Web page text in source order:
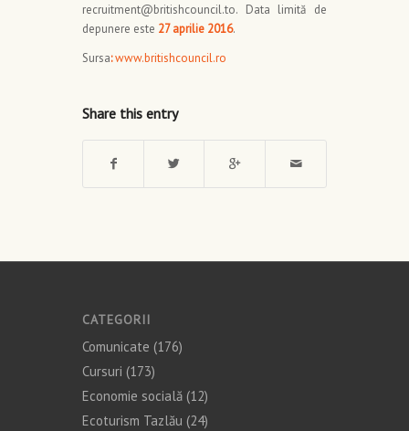
recruitment@britishcouncil.to. Data limită de
depunere este 27 aprilie 2016.
Sursa:www.britishcouncil.ro
Share this entry
CATEGORII
Comunicate (176)
Cursuri (173)
Economie socială (12)
Ecoturism Tazlău (24)